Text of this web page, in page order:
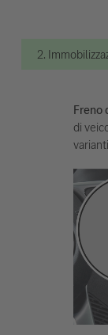
2.
Freno
di